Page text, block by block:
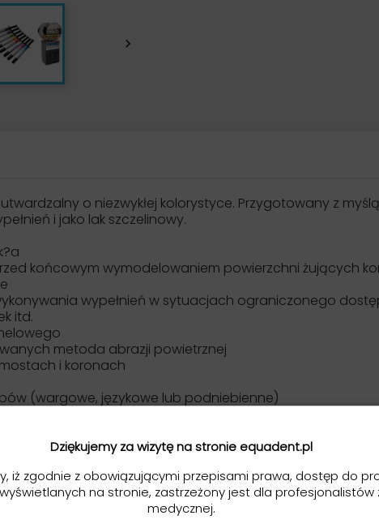

o niezwykłej kolorystyce. Przygotowany z
i jako lak szczelinowy.
końcowym wymodelowaniem powierzchni żujących
wypełnień w sytuacjach ograniczonego
itd.
metoda abrazji powietrznej
i koronach
(wargowe, językowe lub podniebienne)
zasadami. Starannie wygładzić
klejem do kompozytu np. MASTERBOND.
miejsce uprzednio przygotowane, nie przekraczać
Dziękujemy za wizytę na stronie equadent.pl
iż zgodnie z obowiązującymi przepisami prawa, dostęp do
na stronie, zastrzeżony jest dla profesjonalistów
medycznej.